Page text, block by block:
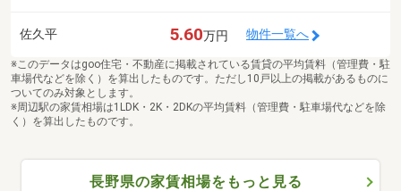
佐久平 5.60万円 物件一覧へ
※このデータはgoo住宅・不動産に掲載されている賃貸の平均賃料（管理費・駐
車場代などを除く）を算出したものです。ただし10戸以上の掲載があるものに
ついてのみ対象とします。
※周辺駅の家賃相場は1LDK・2K・2DKの平均賃料（管理費・駐車場代などを除
く）を算出したものです。
長野県の家賃相場をもっと見る